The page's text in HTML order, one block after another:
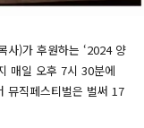
사)가 후원하는 ‘2024 양
매일 오후 7시 30분에
뮤직페스티벌은 벌써 17